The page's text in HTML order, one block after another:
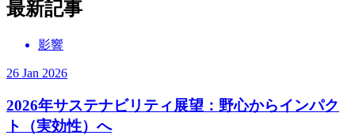
最新記事
影響
26 Jan 2026
2026年サステナビリティ展望：野心からインパク
ト（実効性）へ